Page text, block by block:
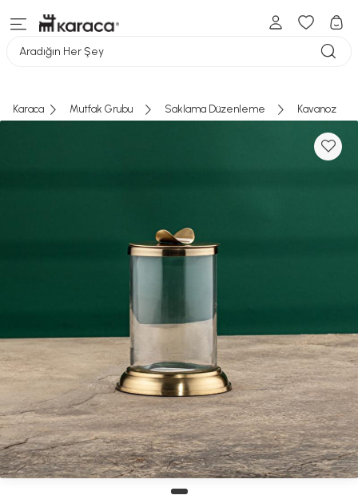
Aradığın Her Şey
Karaca Mutfak Grubu Saklama Düzenleme Kavanoz